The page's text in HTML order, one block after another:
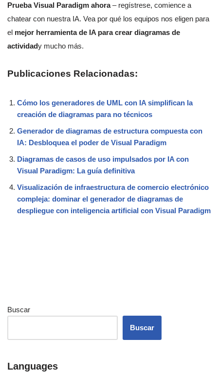
Prueba Visual Paradigm ahora– regístrese, comience a
chatear con nuestra IA. Vea por qué los equipos nos eligen para
el mejor herramienta de IA para crear diagramas de
actividady mucho más.
Publicaciones Relacionadas:
Cómo los generadores de UML con IA simplifican la
creación de diagramas para no técnicos
Generador de diagramas de estructura compuesta con
IA: Desbloquea el poder de Visual Paradigm
Diagramas de casos de uso impulsados por IA con
Visual Paradigm: La guía definitiva
Visualización de infraestructura de comercio electrónico
compleja: dominar el generador de diagramas de
despliegue con inteligencia artificial con Visual Paradigm
Buscar
Buscar
Languages